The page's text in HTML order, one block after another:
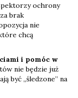
ochrony
za brak
nie
chcą
i pomóc w
nie będzie już
być „śledzone” na